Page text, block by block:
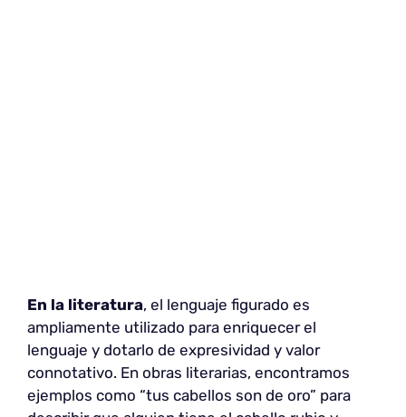
En la literatura, el lenguaje figurado es
ampliamente utilizado para enriquecer el
lenguaje y dotarlo de expresividad y valor
connotativo. En obras literarias, encontramos
ejemplos como “tus cabellos son de oro” para